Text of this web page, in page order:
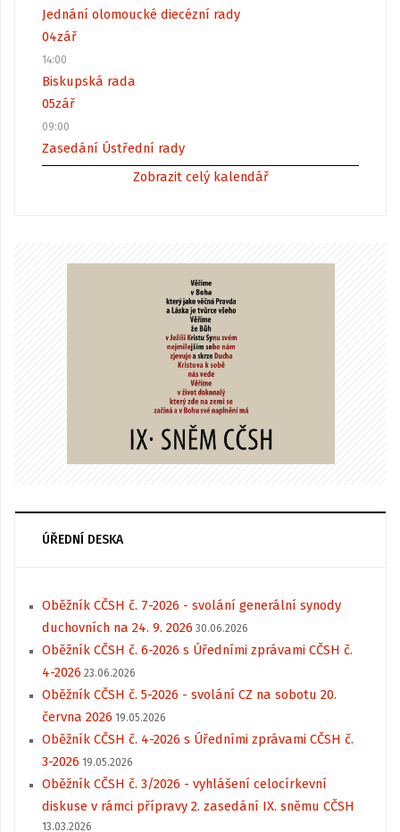
Jednání olomoucké diecézní rady
04zář
14:00
Biskupská rada
05zář
09:00
Zasedání Ústřední rady
Zobrazit celý kalendář
ÚŘEDNÍ DESKA
Oběžník CČSH č. 7-2026 - svolání generální synody
duchovních na 24. 9. 2026 30.06.2026
Oběžník CČSH č. 6-2026 s Úředními zprávami CČSH č.
4-2026 23.06.2026
Oběžník CČSH č. 5-2026 - svolání CZ na sobotu 20.
června 2026 19.05.2026
Oběžník CČSH č. 4-2026 s Úředními zprávami CČSH č.
3-2026 19.05.2026
Oběžník CČSH č. 3/2026 - vyhlášení celocírkevní
diskuse v rámci přípravy 2. zasedání IX. sněmu CČSH
13.03.2026